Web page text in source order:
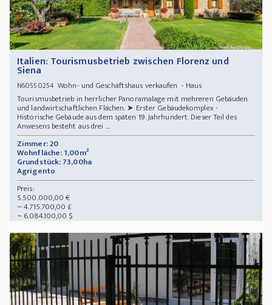
Italien: Tourismusbetrieb zwischen Florenz und
Siena
N60550254Wohn- und Geschäftshaus verkaufen - Haus
Tourismusbetrieb in herrlicher Panoramalage mit mehreren Gebäuden
und landwirtschaftlichen Flächen. ➤ Erster Gebäudekomplex -
Historische Gebäude aus dem späten 19. Jahrhundert. Dieser Teil des
Anwesens besteht aus drei ...
Zimmer: 20
Wohnfläche: 1,00m²
Grundstück: 73,00ha
Agrigento
Preis:
5.500.000,00 €
~ 4.715.700,00 £
~ 6.084.100,00 $